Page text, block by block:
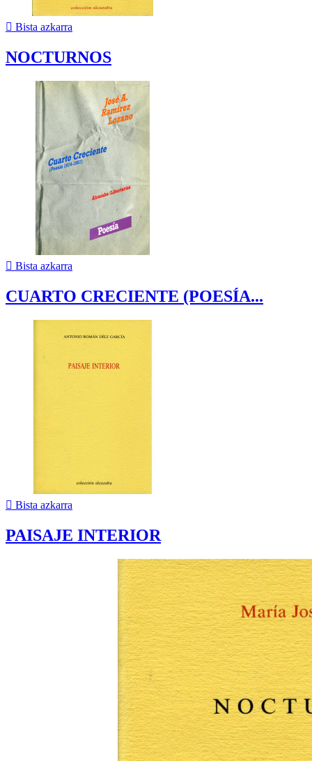
 Bista azkarra
NOCTURNOS
 Bista azkarra
CUARTO CRECIENTE (POESÍA...
 Bista azkarra
PAISAJE INTERIOR